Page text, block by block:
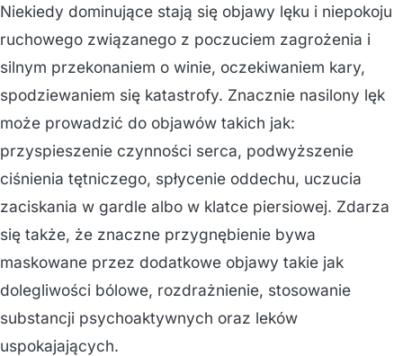
Niekiedy dominujące stają się objawy lęku i niepokoju
ruchowego związanego z poczuciem zagrożenia i
silnym przekonaniem o winie, oczekiwaniem kary,
spodziewaniem się katastrofy. Znacznie nasilony lęk
może prowadzić do objawów takich jak:
przyspieszenie czynności serca, podwyższenie
ciśnienia tętniczego, spłycenie oddechu, uczucia
zaciskania w gardle albo w klatce piersiowej. Zdarza
się także, że znaczne przygnębienie bywa
maskowane przez dodatkowe objawy takie jak
dolegliwości bólowe, rozdrażnienie, stosowanie
substancji psychoaktywnych oraz leków
uspokajających.